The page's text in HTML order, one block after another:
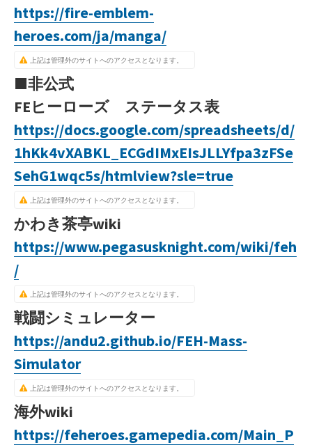
https://fire-emblem-
heroes.com/ja/manga/
上記は管理外のサイトへのアクセスとなります。
■非公式
FEヒーローズ ステータス表
https://docs.google.com/spreadsheets/d/
1hKk4vXABKL_ECGdIMxEIsJLLYfpa3zFSe
SehG1wqc5s/htmlview?sle=true
上記は管理外のサイトへのアクセスとなります。
かわき茶亭wiki
https://www.pegasusknight.com/wiki/feh
/
上記は管理外のサイトへのアクセスとなります。
戦闘シミュレーター
https://andu2.github.io/FEH-Mass-
Simulator
上記は管理外のサイトへのアクセスとなります。
海外wiki
https://feheroes.gamepedia.com/Main_P